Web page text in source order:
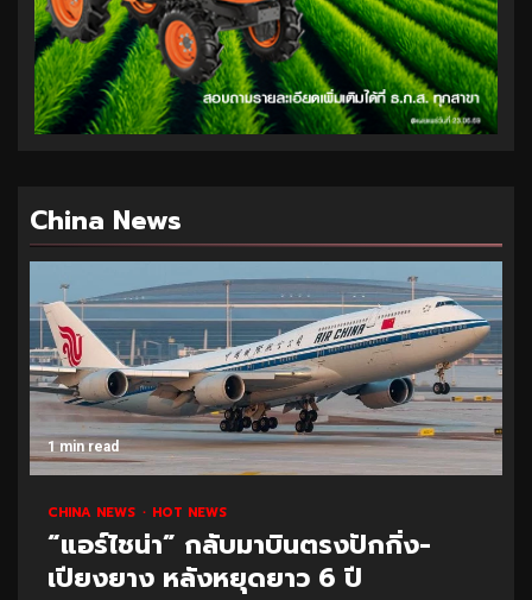
China News
1 min read
CHINA NEWS HOT NEWS
“แอร์ไชน่า” กลับมาบินตรงปักกิ่ง-
เปียงยาง หลังหยุดยาว 6 ปี